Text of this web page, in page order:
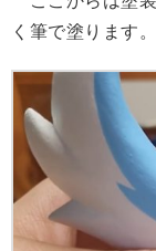
く筆で塗ります。